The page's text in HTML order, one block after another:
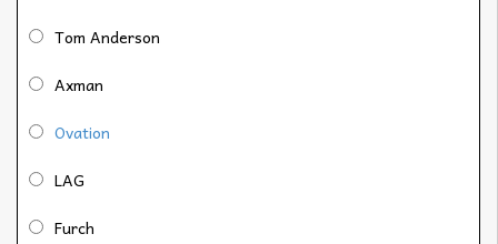
Tom Anderson
Axman
Ovation
LAG
Furch